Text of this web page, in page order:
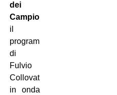
dei
Campioni
il
programma
di
Fulvio
Collovati
in onda